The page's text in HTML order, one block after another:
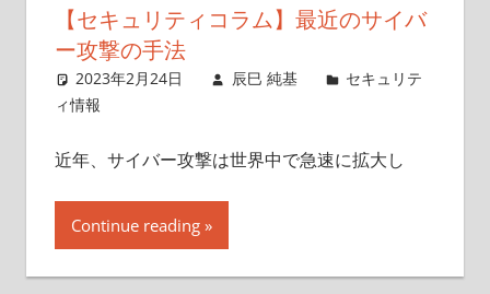
【セキュリティコラム】最近のサイバ
ー攻撃の手法
2023年2月24日 辰巳 純基
セキュリテ
ィ情報
近年、サイバー攻撃は世界中で急速に拡大し
Continue reading